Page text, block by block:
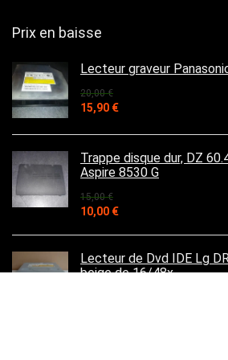
Prix en baisse
Lecteur graveur
20,00€
Le
initial
était :
20,00 €.
15,90 €Le
actuel
est :
15,90 €.
Trappe disque dur, DZ
Aspire 8530 G
15,00€
Le
initial
était :
15,00 €.
10,00 €Le
actuel
est :
10,00 €.
Lecteur de Dvd IDE Lg
beige de 16/48x